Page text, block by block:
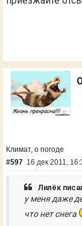
Климат, о погоде
#597 16 дек 2011,
Лилёк
у меня даже
что нет снега